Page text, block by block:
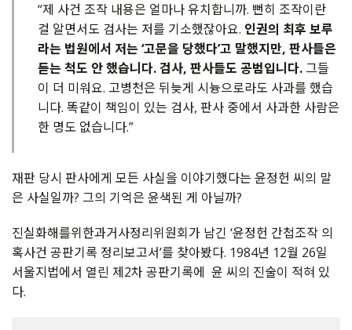
“제 사건 조작 내용은 얼마나 유치합니까. 뻔히 조작이란
걸 알면서도 검사는 저를 기소했잖아요. 인권의 최후 보루
라는 법원에서 저는 ‘고문을 당했다’고 말했지만, 판사들은
듣는 척도 안 했습니다. 검사, 판사들도 공범입니다. 그들
이 더 미워요. 고병천은 뒤늦게 시늉으로라도 사과를 했습
니다. 똑같이 책임이 있는 검사, 판사 중에서 사과한 사람은
한 명도 없습니다.”
재판 당시 판사에게 모든 사실을 이야기했다는 윤정헌 씨의 말
은 사실일까? 그의 기억은 윤색된 게 아닐까?
진실화해를위한과거사정리위원회가 남긴 ‘윤정헌 간첩조작 의
혹사건 공판기록 정리보고서’를 찾아봤다. 1984년 12월 26일
서울지법에서 열린 제2차 공판기록에 윤 씨의 진술이 적혀 있
다.